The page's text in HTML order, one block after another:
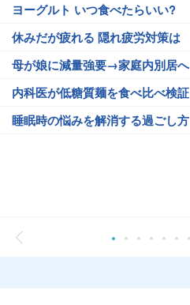
ヨーグルト いつ食べたらいい?
休みだが疲れる 隠れ疲労対策は
母が娘に減量強要→家庭内別居へ
内科医が低糖質麺を食べ比べ検証
睡眠時の悩みを解消する過ごし方